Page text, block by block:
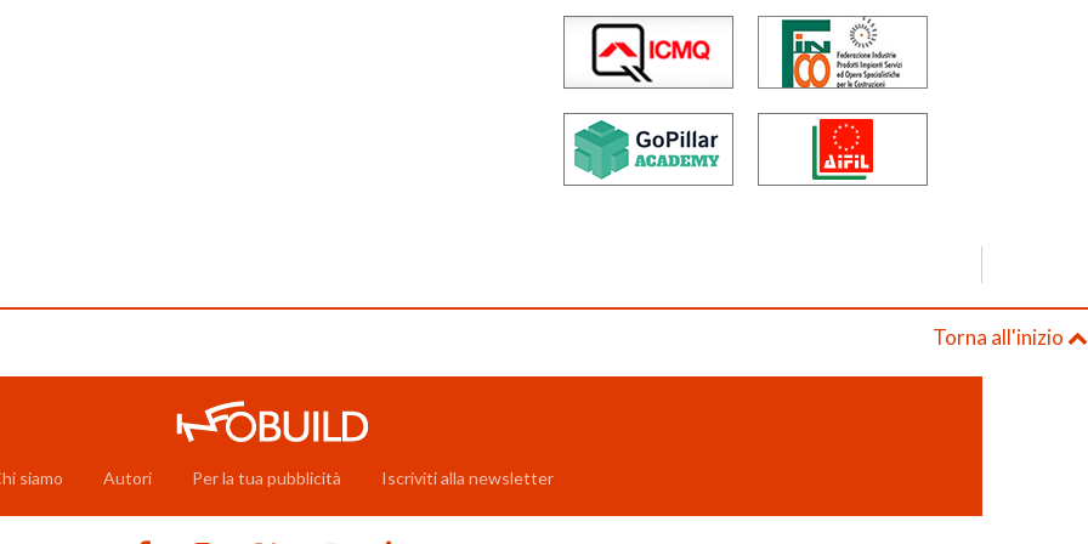
Torna all'inizio
siamo Autori Per la tua pubblicità Iscriviti alla newsletter